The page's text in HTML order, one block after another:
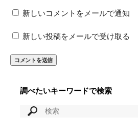
新しいコメントをメールで通知
新しい投稿をメールで受け取る
調べたいキーワードで検索